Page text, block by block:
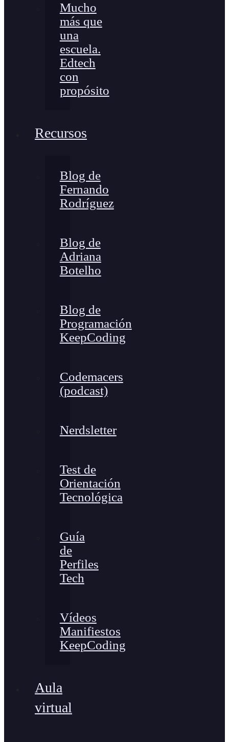
Mucho
más que
una
escuela.
Edtech
con
propósito
Recursos
Blog de
Fernando
Rodríguez
Blog de
Adriana
Botelho
Blog de
Programación
KeepCoding
Codemacers
(podcast)
Nerdsletter
Test de
Orientación
Tecnológica
Guía
de
Perfiles
Tech
Vídeos
Manifiestos
KeepCoding
Aula
virtual